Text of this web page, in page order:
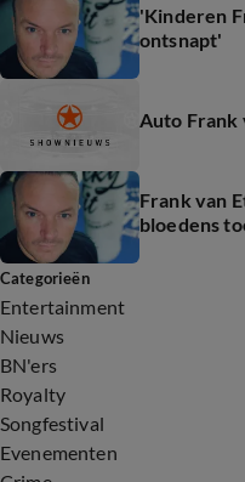
'Kinderen
ontsnapt'
Auto Frank
Frank van
bloedens
Categorieën
Entertainment
Nieuws
BN'ers
Royalty
Songfestival
Evenementen